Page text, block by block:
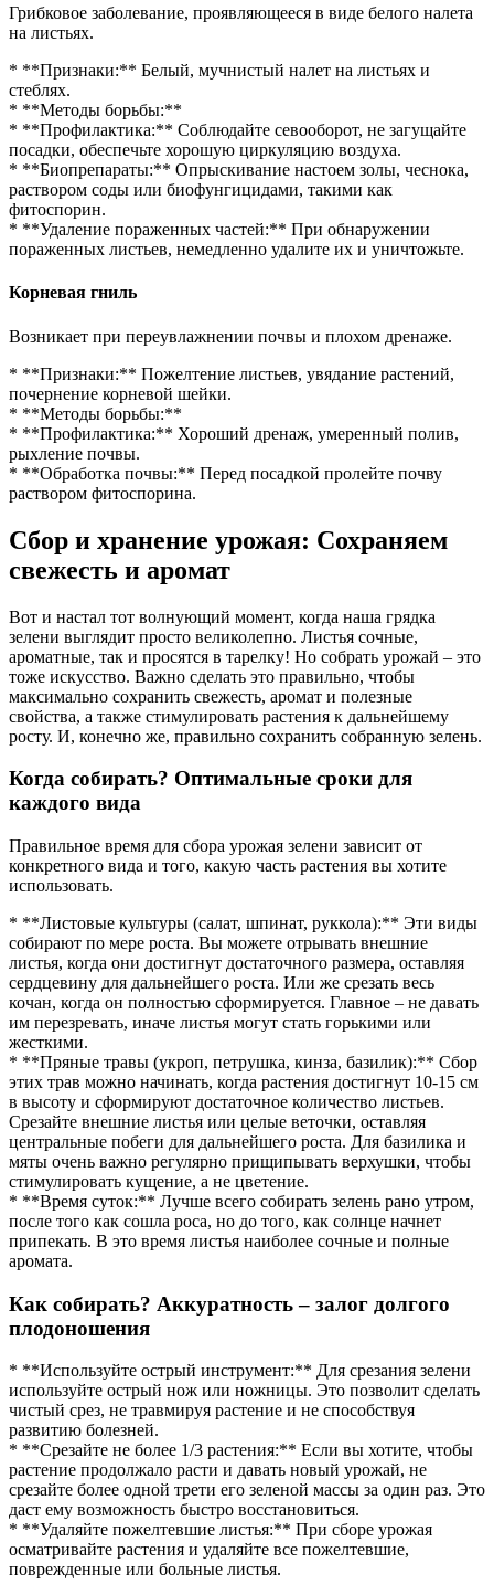
Грибковое заболевание, проявляющееся в виде белого налета
на листьях.
* **Признаки:** Белый, мучнистый налет на листьях и
стеблях.
* **Методы борьбы:**
* **Профилактика:** Соблюдайте севооборот, не загущайте
посадки, обеспечьте хорошую циркуляцию воздуха.
* **Биопрепараты:** Опрыскивание настоем золы, чеснока,
раствором соды или биофунгицидами, такими как
фитоспорин.
* **Удаление пораженных частей:** При обнаружении
пораженных листьев, немедленно удалите их и уничтожьте.
Корневая гниль
Возникает при переувлажнении почвы и плохом дренаже.
* **Признаки:** Пожелтение листьев, увядание растений,
почернение корневой шейки.
* **Методы борьбы:**
* **Профилактика:** Хороший дренаж, умеренный полив,
рыхление почвы.
* **Обработка почвы:** Перед посадкой пролейте почву
раствором фитоспорина.
Сбор и хранение урожая: Сохраняем
свежесть и аромат
Вот и настал тот волнующий момент, когда наша грядка
зелени выглядит просто великолепно. Листья сочные,
ароматные, так и просятся в тарелку! Но собрать урожай – это
тоже искусство. Важно сделать это правильно, чтобы
максимально сохранить свежесть, аромат и полезные
свойства, а также стимулировать растения к дальнейшему
росту. И, конечно же, правильно сохранить собранную зелень.
Когда собирать? Оптимальные сроки для
каждого вида
Правильное время для сбора урожая зелени зависит от
конкретного вида и того, какую часть растения вы хотите
использовать.
* **Листовые культуры (салат, шпинат, руккола):** Эти виды
собирают по мере роста. Вы можете отрывать внешние
листья, когда они достигнут достаточного размера, оставляя
сердцевину для дальнейшего роста. Или же срезать весь
кочан, когда он полностью сформируется. Главное – не давать
им перезревать, иначе листья могут стать горькими или
жесткими.
* **Пряные травы (укроп, петрушка, кинза, базилик):** Сбор
этих трав можно начинать, когда растения достигнут 10-15 см
в высоту и сформируют достаточное количество листьев.
Срезайте внешние листья или целые веточки, оставляя
центральные побеги для дальнейшего роста. Для базилика и
мяты очень важно регулярно прищипывать верхушки, чтобы
стимулировать кущение, а не цветение.
* **Время суток:** Лучше всего собирать зелень рано утром,
после того как сошла роса, но до того, как солнце начнет
припекать. В это время листья наиболее сочные и полные
аромата.
Как собирать? Аккуратность – залог долгого
плодоношения
* **Используйте острый инструмент:** Для срезания зелени
используйте острый нож или ножницы. Это позволит сделать
чистый срез, не травмируя растение и не способствуя
развитию болезней.
* **Срезайте не более 1/3 растения:** Если вы хотите, чтобы
растение продолжало расти и давать новый урожай, не
срезайте более одной трети его зеленой массы за один раз. Это
даст ему возможность быстро восстановиться.
* **Удаляйте пожелтевшие листья:** При сборе урожая
осматривайте растения и удаляйте все пожелтевшие,
поврежденные или больные листья.